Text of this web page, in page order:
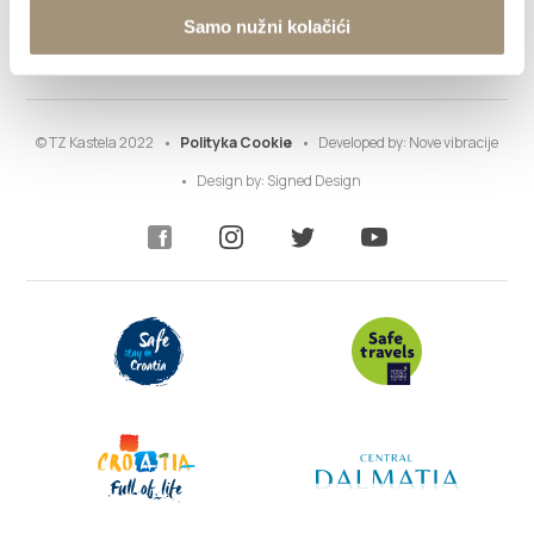
Samo nužni kolačići
© TZ Kastela 2022 Polityka Cookie Developed by: Nove vibracije
Design by: Signed Design